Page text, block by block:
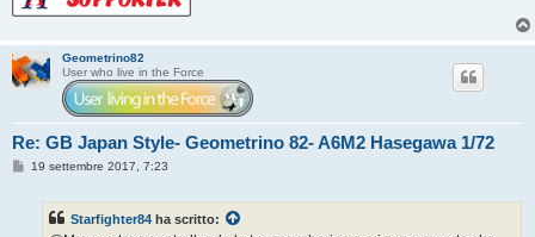
Geometrino82
User who live in the Force
Re: GB Japan Style- Geometrino 82- A6M2 Hasegawa 1/72
M19 settembre 2017, 7:23
Starfighter84 ha scritto: